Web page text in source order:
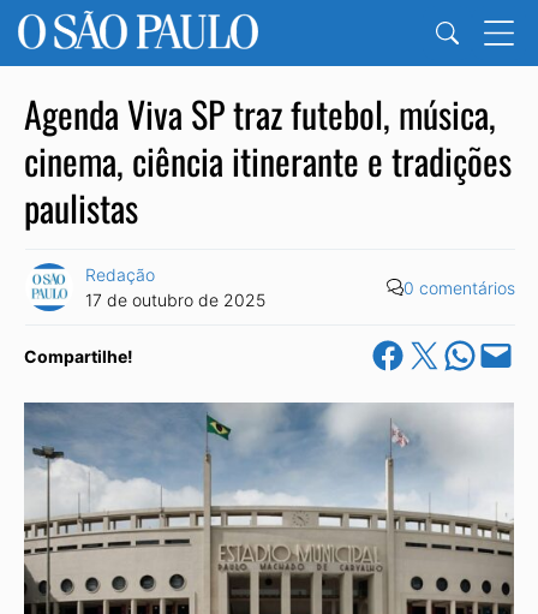
Agenda Viva SP traz futebol, música,
cinema, ciência itinerante e tradições
paulistas
Redação
17 de outubro de 2025
0 comentários
Compartilhe! Share on Facebook
Share on X Share on
Email this